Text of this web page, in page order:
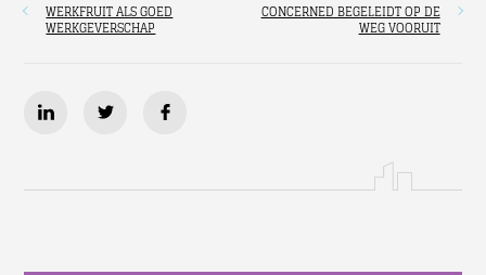
WERKFRUIT ALS GOED
WERKGEVERSCHAP
CONCERNED BEGELEIDT OP DE
WEG VOORUIT